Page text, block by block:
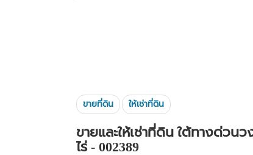
ขายที่ดิน ให้เช่าที่ดิน
ขายและให้เช่าที่ดิน ใต้ทางด่วน
ไร่ - 002389